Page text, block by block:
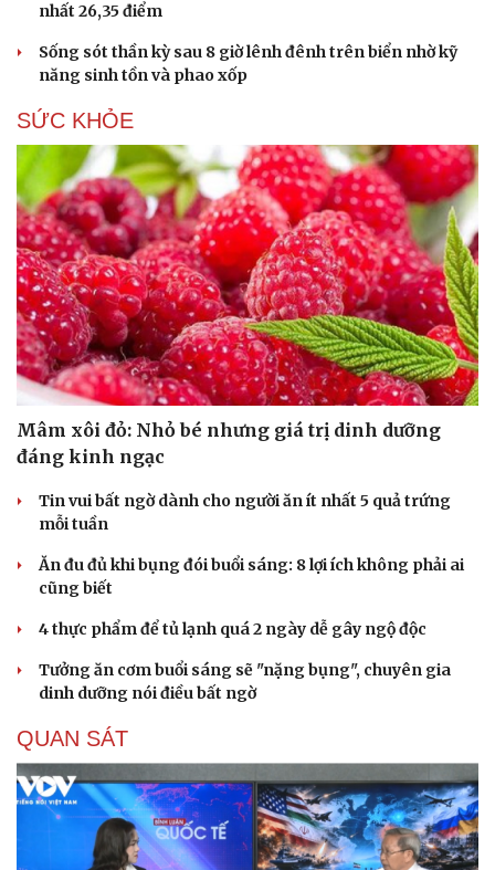
nhất 26,35 điểm
Sống sót thần kỳ sau 8 giờ lênh đênh trên biển nhờ kỹ
năng sinh tồn và phao xốp
SỨC KHỎE
Mâm xôi đỏ: Nhỏ bé nhưng giá trị dinh dưỡng
đáng kinh ngạc
Tin vui bất ngờ dành cho người ăn ít nhất 5 quả trứng
mỗi tuần
Ăn đu đủ khi bụng đói buổi sáng: 8 lợi ích không phải ai
cũng biết
4 thực phẩm để tủ lạnh quá 2 ngày dễ gây ngộ độc
Tưởng ăn cơm buổi sáng sẽ "nặng bụng", chuyên gia
dinh dưỡng nói điều bất ngờ
QUAN SÁT